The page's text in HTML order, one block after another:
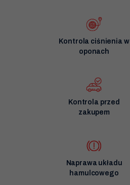
Kontrola ciśnienia w
oponach
Kontrola przed
zakupem
Naprawa układu
hamulcowego